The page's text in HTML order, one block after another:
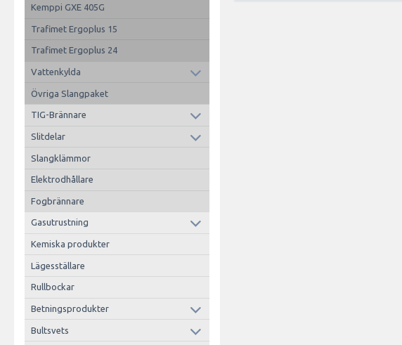
Kemppi GXE 405G
Trafimet Ergoplus 15
Trafimet Ergoplus 24
Vattenkylda
Övriga Slangpaket
TIG-Brännare
Slitdelar
Slangklämmor
Elektrodhållare
Fogbrännare
Gasutrustning
Kemiska produkter
Lägesställare
Rullbockar
Betningsprodukter
Bultsvets